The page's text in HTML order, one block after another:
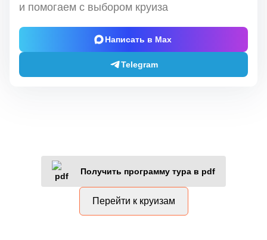
и помогаем с выбором круиза
Написать в Max
Telegram
Получить программу тура в pdf
Перейти к круизам